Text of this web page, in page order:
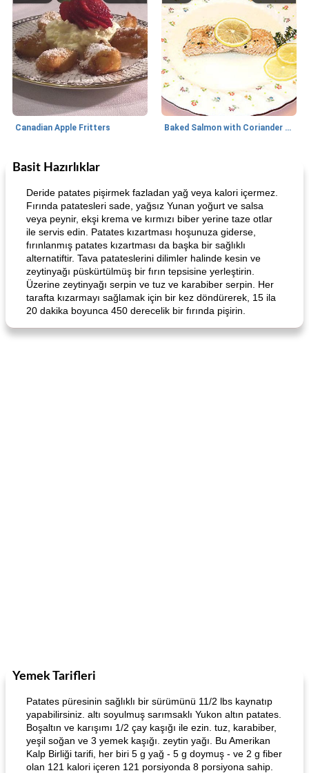
Canadian Apple Fritters Baked Salmon with Coriander and Thyme
Boneless Chicken Recipes
Curry Chicken Dinner Mexican Cream (Fudge)
Basit Hazırlıklar
Deride patates pişirmek fazladan yağ veya kalori içermez.
Fırında patatesleri sade, yağsız Yunan yoğurt ve salsa
veya peynir, ekşi krema ve kırmızı biber yerine taze otlar
ile servis edin. Patates kızartması hoşunuza giderse,
fırınlanmış patates kızartması da başka bir sağlıklı
alternatiftir. Tava patateslerini dilimler halinde kesin ve
zeytinyağı püskürtülmüş bir fırın tepsisine yerleştirin.
Üzerine zeytinyağı serpin ve tuz ve karabiber serpin. Her
tarafta kızarmayı sağlamak için bir kez döndürerek, 15 ila
20 dakika boyunca 450 derecelik bir fırında pişirin.
Yemek Tarifleri
Patates püresinin sağlıklı bir sürümünü 11/2 lbs kaynatıp
yapabilirsiniz. altı soyulmuş sarımsaklı Yukon altın patates.
Boşaltın ve karışımı 1/2 çay kaşığı ile ezin. tuz, karabiber,
yeşil soğan ve 3 yemek kaşığı. zeytin yağı. Bu Amerikan
Kalp Birliği tarifi, her biri 5 g yağ - 5 g doymuş - ve 2 g fiber
olan 121 kalori içeren 121 porsiyonda 8 porsiyona sahip.